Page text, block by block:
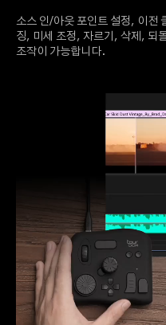
소스 인/아웃 포인트 설정, 이전
징, 미세 조정, 자르기, 삭제, 되
조작이 가능합니다.